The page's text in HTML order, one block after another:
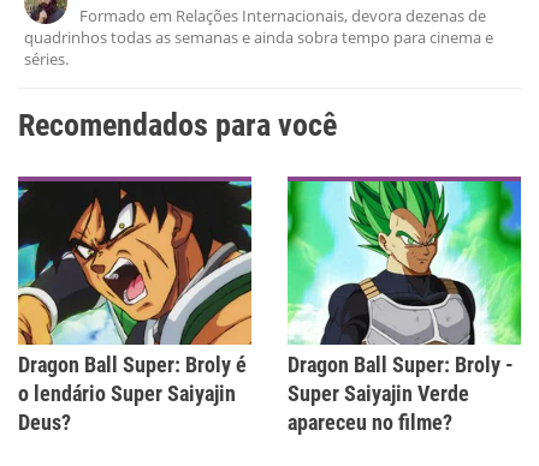
Formado em Relações Internacionais, devora dezenas de
quadrinhos todas as semanas e ainda sobra tempo para cinema e
séries.
Recomendados para você
Dragon Ball Super: Broly é
o lendário Super Saiyajin
Deus?
Dragon Ball Super: Broly -
Super Saiyajin Verde
apareceu no filme?